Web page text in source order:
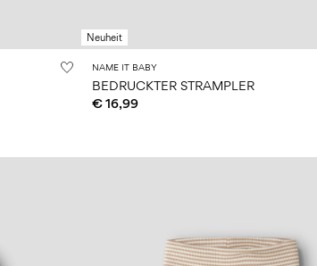
Neuheit
NAME IT BABY
BEDRUCKTER STRAMPLER
€ 16,99